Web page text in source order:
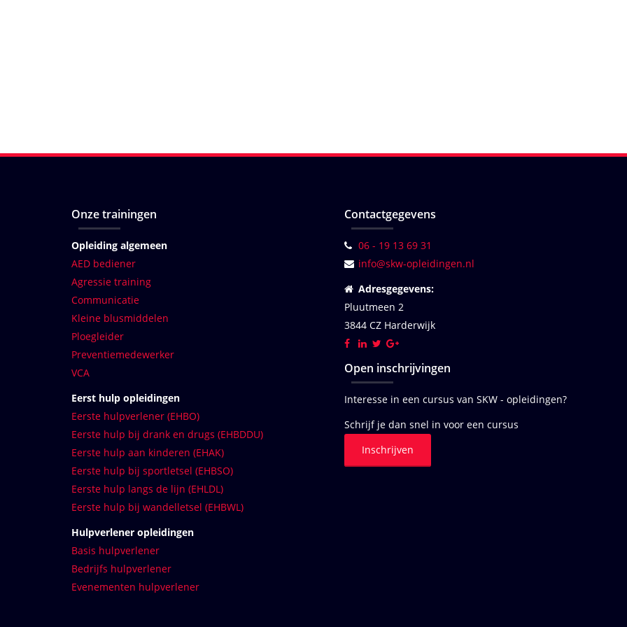
Onze trainingen
Opleiding algemeen
AED bediener
Agressie training
Communicatie
Kleine blusmiddelen
Ploegleider
Preventiemedewerker
VCA
Eerst hulp opleidingen
Eerste hulpverlener (EHBO)
Eerste hulp bij drank en drugs (EHBDDU)
Eerste hulp aan kinderen (EHAK)
Eerste hulp bij sportletsel (EHBSO)
Eerste hulp langs de lijn (EHLDL)
Eerste hulp bij wandelletsel (EHBWL)
Hulpverlener opleidingen
Basis hulpverlener
Bedrijfs hulpverlener
Evenementen hulpverlener
Contactgegevens
06 - 19 13 69 31
info@skw-opleidingen.nl
Adresgegevens:
Pluutmeen 2
3844 CZ Harderwijk
Open inschrijvingen
Interesse in een cursus van SKW - opleidingen?
Schrijf je dan snel in voor een cursus
Inschrijven